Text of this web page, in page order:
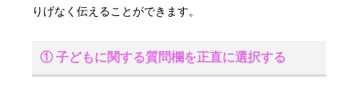
りげなく伝えることができます。
① 子どもに関する質問欄を正直に選択する